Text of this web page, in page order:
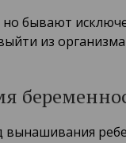
бывают
из
вынашивания